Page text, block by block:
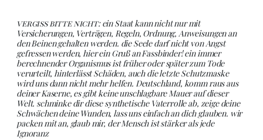
vergiss bitte nicht:ein Staat kann nicht nur mit
Versicherungen, Verträgen, Regeln, Ordnung, Anweisungen an
den Beinen gehalten werden. die Seele darf nicht von Angst
gefressen werden, hier ein Gruß an Fassbinder! ein immer
berechnender Organismus ist früher oder später zum Tode
verurteilt, hinterlässt Schäden, auch die letzte Schutzmaske
wird uns dann nicht mehr helfen. Deutschland, komm raus aus
deiner Kaserne, es gibt keine unschlagbare Mauer auf dieser
Welt. schminke dir diese synthetische Vaterrolle ab, zeige deine
Schwächen deine Wunden, lass uns einfach an dich glauben. wir
packen mit an, glaub mir, der Mensch ist stärker als jede
Ignoranz